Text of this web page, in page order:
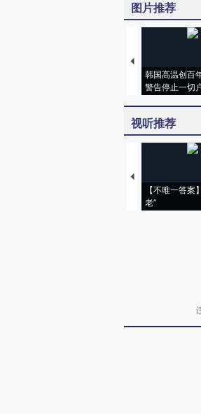
图片推荐
韩国高温创百
警告停止一切
视听推荐
【不唯一答案
老”